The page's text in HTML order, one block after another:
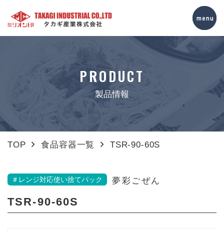
PRODUCT
製品情報
TOP 食品容器一覧 TSR-90-60S
＃レンジ対応使い捨てパック 夢彩ごぜん
TSR-90-60S